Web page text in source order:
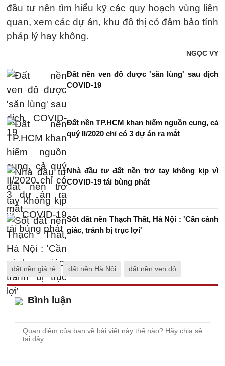
đầu tư nên tìm hiểu kỹ các quy hoạch vùng liên
quan, xem các dự án, khu đô thị có đảm bảo tính
pháp lý hay không.
NGỌC VY
Đất nền ven đô được 'săn lùng' sau dịch
COVID-19
Đất nền TP.HCM khan hiếm nguồn cung, cả
quý II/2020 chỉ có 3 dự án ra mắt
Nhà đầu tư đất nền trở tay không kịp vì
COVID-19 tái bùng phát
Sốt đất nền Thạch Thất, Hà Nội : 'Cần cảnh
giác, tránh bị trục lợi'
đất nền giá rẻ đất nền Hà Nội đất nền ven đô
Bình luận